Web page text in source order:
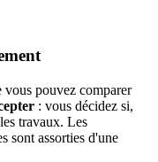
vous pouvez comparer
: vous décidez si,
travaux. Les
sont assorties d'une